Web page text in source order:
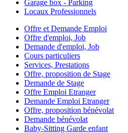
Garage box - Parking
Locaux Professionnels
Offre et Demande Emploi
Offre d'emploi, Job
Demande d'emploi, Job
Cours particuliers
Services, Prestations
Offre, proposition de Stage
Demande de Stage
Offre Emploi Etranger
Demande Emploi Etranger
Offre, proposition bénévolat
Demande bénévolat
Baby-Sitting Garde enfant